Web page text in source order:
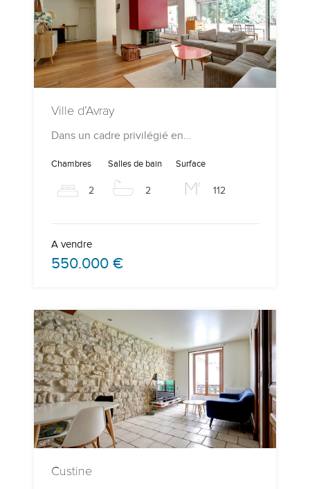
Ville d’Avray
Dans un cadre privilégié en…
Chambres
2
Salles de bain
2
Surface
112
A vendre
550.000 €
Custine